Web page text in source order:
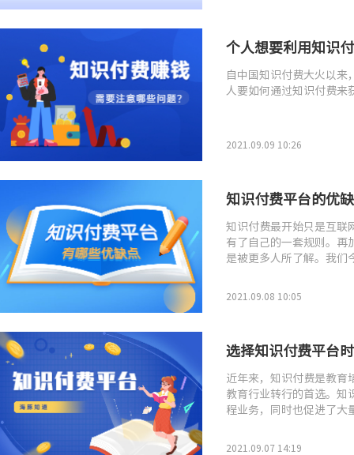
个人想要利用知识
自中国知识付费大火以来
人要如何通过知识付费来
2021.09.09 10:26
知识付费平台的优
知识付费最开始只是互联
有了自己的一套规则。再
是被更多人所了解。我们
2021.09.08 10:05
选择知识付费平台
近年来，知识付费是教
教育行业转行的首选。知
程业务，同时也促进了大
2021.09.07 14:19